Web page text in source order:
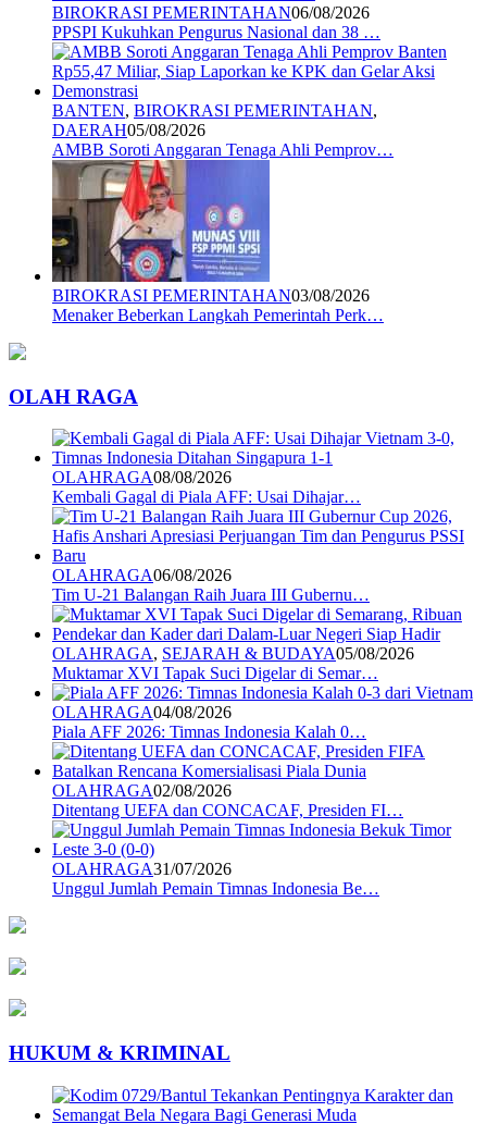
BIROKRASI PEMERINTAHAN06/08/2026
PPSPI Kukuhkan Pengurus Nasional dan 38 …
BANTEN, BIROKRASI PEMERINTAHAN,
DAERAH05/08/2026
AMBB Soroti Anggaran Tenaga Ahli Pemprov…
BIROKRASI PEMERINTAHAN03/08/2026
Menaker Beberkan Langkah Pemerintah Perk…
OLAH RAGA
OLAHRAGA08/08/2026
Kembali Gagal di Piala AFF: Usai Dihajar…
OLAHRAGA06/08/2026
Tim U-21 Balangan Raih Juara III Gubernu…
OLAHRAGA, SEJARAH & BUDAYA05/08/2026
Muktamar XVI Tapak Suci Digelar di Semar…
OLAHRAGA04/08/2026
Piala AFF 2026: Timnas Indonesia Kalah 0…
OLAHRAGA02/08/2026
Ditentang UEFA dan CONCACAF, Presiden FI…
OLAHRAGA31/07/2026
Unggul Jumlah Pemain Timnas Indonesia Be…
HUKUM & KRIMINAL